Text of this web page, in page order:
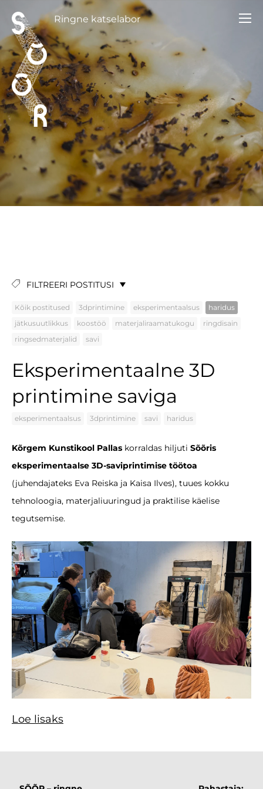
Ringne katselabor
FILTREERI POSTITUSI
Kõik postitused 3dprintimine eksperimentaalsus
haridus
jätkusuutlikkus
koostöö materjaliraamatukogu
ringdisain
ringsedmaterjalid
savi
Eksperimentaalne 3D
printimine saviga
eksperimentaalsus 3dprintimine savi haridus
Kõrgem Kunstikool Pallas korraldas hiljuti Sõõris
eksperimentaalse 3D-saviprintimise töötoa
(juhendajateks Eva Reiska ja Kaisa Ilves), tuues kokku
tehnoloogia, materjaliuuringud ja praktilise käelise
tegutsemise.
Loe lisaks